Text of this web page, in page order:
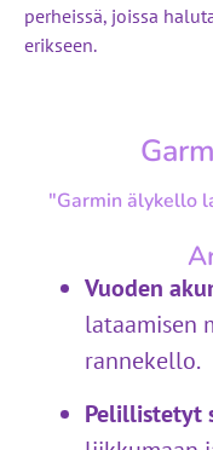
perheissä, joissa
erikseen.
"Garmin älykello
Vuoden
lataamisen
rannekello.
Pelillistetyt